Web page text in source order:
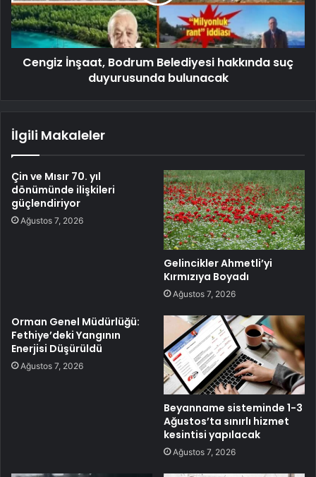
Cengiz İnşaat, Bodrum Belediyesi hakkında suç
duyurusunda bulunacak
İlgili Makaleler
Çin ve Mısır 70. yıl
dönümünde ilişkileri
güçlendiriyor
Ağustos 7, 2026
Gelincikler Ahmetli’yi
Kırmızıya Boyadı
Ağustos 7, 2026
Orman Genel Müdürlüğü:
Fethiye’deki Yangının
Enerjisi Düşürüldü
Ağustos 7, 2026
Beyanname sisteminde 1-3
Ağustos’ta sınırlı hizmet
kesintisi yapılacak
Ağustos 7, 2026